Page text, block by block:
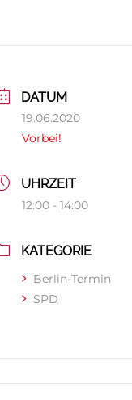
DATUM
19.06.2020
Vorbei!
UHRZEIT
12:00 - 14:00
KATEGORIE
Berlin-Termin
SPD